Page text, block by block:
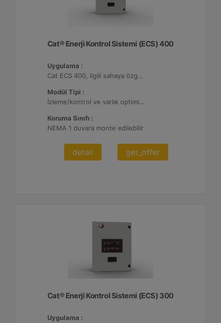
Cat® Enerji Kontrol Sistemi (ECS) 400
Uygulama :
Cat ECS 400, ilgili sahaya özgü varlık gereksinimlerini karşılayacak şekilde yapılandırılabildiği çeşitli mikro şebekelerde kullanılmaktadır.
Modül Tipi :
İzleme/kontrol ve varlık optimizasyonu, 32 adede kadar Dağıtılmış Enerji Kaynağı (DER) ile yapılandırılabilir.
Koruma Sınıfı :
NEMA 1 duvara monte edilebilir
detail get_offer
Cat® Enerji Kontrol Sistemi (ECS) 300
Uygulama :